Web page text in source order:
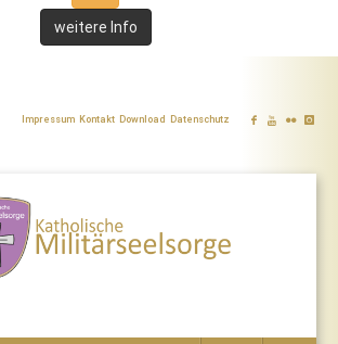
weitere Info
Impressum Kontakt Download Datenschutz